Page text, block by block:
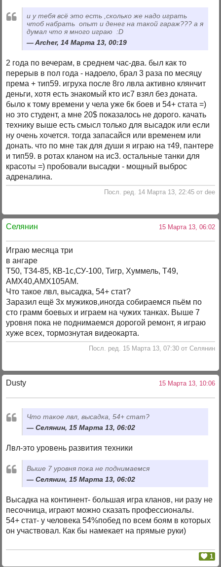
и у тебя всё это есть ,сколько же надо играть
чтоб набрать опыт и денег на такой гараж??? а я
думал что я много играю :D
Archer, 14 Марта 13, 00:19
2 года по вечерам, в среднем час-два. был как то
перерыв в пол года - надоело, брал 3 раза по месяцу
према + тип59. игруха после 8го лвла активно клянчит
деньги, хотя есть знакомый кто ис7 взял без доната.
было к тому времени у чела уже 6к боев и 54+ стата =)
но это студент, а мне 20$ показалось не дорого. качать
технику выше есть смысл только для высадок или если
ну очень хочется. тогда запасайся или временем или
донать. что по мне так для души я играю на т49, пантере
и тип59. в ротах кланом на ис3. остальные танки для
красоты =) пробовали высадки - мощный выброс
адреналина.
Посл. ред. 14 Марта 13, 22:45 от dee
Селянин 15 Марта 13, 06:02
Играю месяца три
в ангаре
Т50, Т34-85, КВ-1с,СУ-100, Тигр, Хуммель, Т49,
АМХ40,АМХ105АМ.
Что такое лвл, высадка, 54+ стат?
Заразил ещё 3х мужиков,иногда собираемся пьём по
сто грамм боевых и играем на чужих танках. Выше 7
уровня пока не поднимаемся дорогой ремонт, я играю
хуже всех, тормознутая видеокарта.
Посл. ред. 15 Марта 13, 07:30 от Селянин
Dusty 15 Марта 13, 10:06
Что такое лвл, высадка, 54+ стат?
Селянин, 15 Марта 13, 06:02
Лвл-это уровень развития техники
Выше 7 уровня пока не поднимаемся
Селянин, 15 Марта 13, 06:02
Высадка на континент- большая игра кланов, ни разу не
песочница, играют можно сказать профессионалы.
54+ стат- у человека 54%побед по всем боям в которых
он участвовал. Как бы намекает на прямые руки)
1